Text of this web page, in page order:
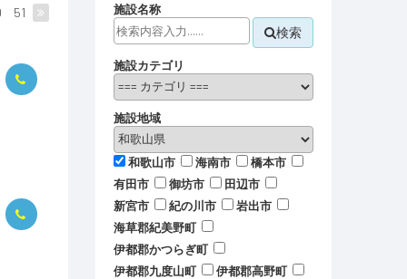
51 施設名称
検索
施設カテゴリ
施設地域
和歌山市 海南市
橋本市
有田市
御坊市
田辺市
新宮市
紀の川市
岩出市
海草郡紀美野町
伊都郡かつらぎ町
伊都郡九度山町
伊都郡高野町